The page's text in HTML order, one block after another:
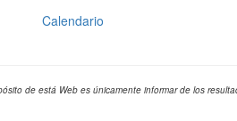
Calendario
de está Web es únicamente informar de los